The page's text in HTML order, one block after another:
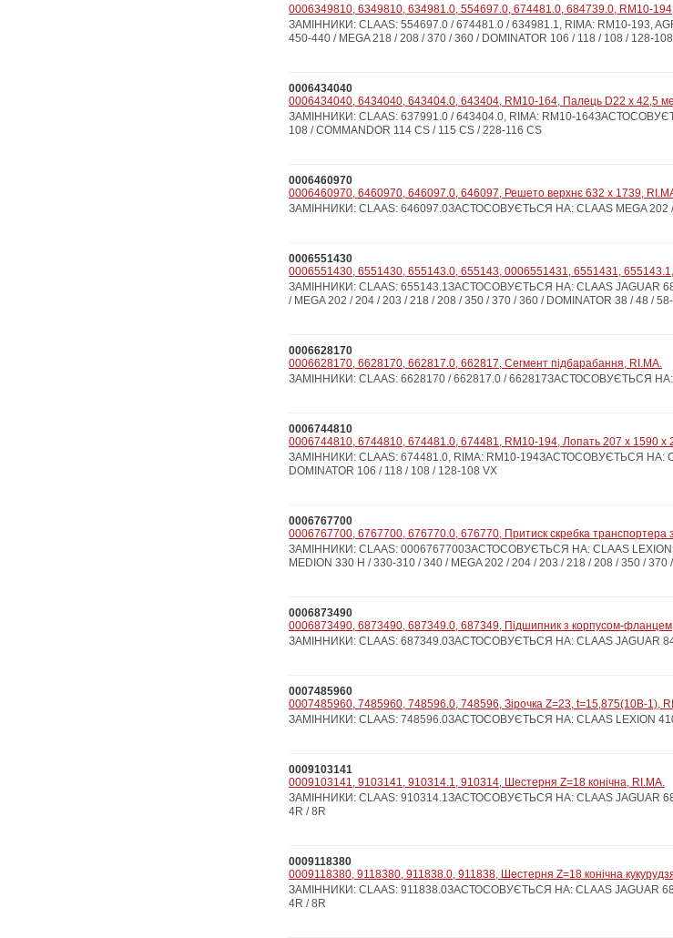
0006349810, 6349810, 634981.0, 554697.0, 674481.0, 684739.0, RM10-
ЗАМІННИКИ: CLAAS: 554697.0 / 674481.0 / 634981.1, RIMA: RM10-193,
450-440 / MEGA 218 / 208 / 370 / 360 / DOMINATOR 106 / 118 / 108 / 128-
0006434040
0006434040, 6434040, 643404.0, 643404, RM10-164, Палець D22 x 42,5
ЗАМІННИКИ: CLAAS: 637991.0 / 643404.0, RIMA: RM10-
108 / COMMANDOR 114 CS / 115 CS / 228-116 CS
0006460970
0006460970, 6460970, 646097.0, 646097, Решето верхнє 632 x 1739,
ЗАМІННИКИ: CLAAS: 646097.0ЗАСТОСОВУЄТЬСЯ НА: CLAAS MEGA 202 /
0006551430
0006551430, 6551430, 655143.0, 655143, 0006551431, 6551431,
ЗАМІННИКИ: CLAAS: 655143.1ЗАСТОСОВУЄТЬСЯ НА: CLAAS JAGUAR
/ MEGA 202 / 204 / 203 / 218 / 208 / 350 / 370 / 360 / DOMINATOR 38 / 48 /
0006628170
0006628170, 6628170, 662817.0, 662817, Сегмент підбарабання, RI.MA.
ЗАМІННИКИ: CLAAS: 6628170 / 662817.0 / 662817ЗАСТОСОВУЄТЬСЯ НА:
0006744810
0006744810, 6744810, 674481.0, 674481, RM10-194, Лопать 207 x 1590 x
ЗАМІННИКИ: CLAAS: 674481.0, RIMA: RM10-194ЗАСТОСОВУЄТЬСЯ НА:
DOMINATOR 106 / 118 / 108 / 128-108 VX
0006767700
0006767700, 6767700, 676770.0, 676770, Притиск скребка транспортера
ЗАМІННИКИ: CLAAS: 0006767700ЗАСТОСОВУЄТЬСЯ НА: CLAAS LEXION
MEDION 330 H / 330-310 / 340 / MEGA 202 / 204 / 203 / 218 / 208 / 350 /
0006873490
0006873490, 6873490, 687349.0, 687349, Підшипник з корпусом-
ЗАМІННИКИ: CLAAS: 687349.0ЗАСТОСОВУЄТЬСЯ НА: CLAAS JAGUAR
0007485960
0007485960, 7485960, 748596.0, 748596, Зірочка Z=23, t=15,875(10B-1),
ЗАМІННИКИ: CLAAS: 748596.0ЗАСТОСОВУЄТЬСЯ НА: CLAAS LEXION
0009103141
0009103141, 9103141, 910314.1, 910314, Шестерня Z=18 конічна, RI.MA.
ЗАМІННИКИ: CLAAS: 910314.1ЗАСТОСОВУЄТЬСЯ НА: CLAAS JAGUAR
4R / 8R
0009118380
0009118380, 9118380, 911838.0, 911838, Шестерня Z=18 конічна
ЗАМІННИКИ: CLAAS: 911838.0ЗАСТОСОВУЄТЬСЯ НА: CLAAS JAGUAR
4R / 8R